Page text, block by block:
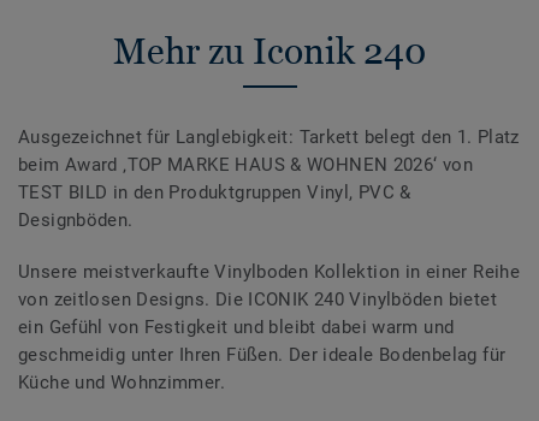
Mehr zu Iconik 240
Ausgezeichnet für Langlebigkeit: Tarkett belegt den 1. Platz
beim Award ‚TOP MARKE HAUS & WOHNEN 2026‘ von
TEST BILD in den Produktgruppen Vinyl, PVC &
Designböden.
Unsere meistverkaufte Vinylboden Kollektion in einer Reihe
von zeitlosen Designs. Die ICONIK 240 Vinylböden bietet
ein Gefühl von Festigkeit und bleibt dabei warm und
geschmeidig unter Ihren Füßen. Der ideale Bodenbelag für
Küche und Wohnzimmer.